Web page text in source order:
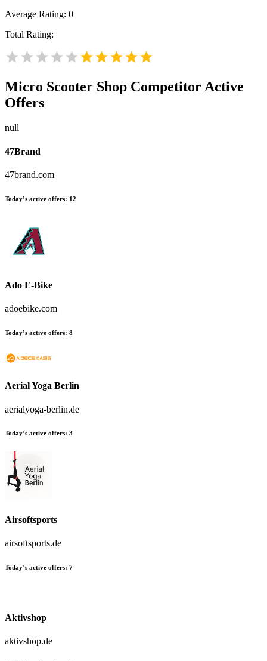
Average Rating: 0
Total Rating:
Micro Scooter Shop Competitor Active
Offers
null
47Brand
47brand.com
Today’s active offers: 12
Ado E-Bike
adoebike.com
Today’s active offers: 8
Aerial Yoga Berlin
aerialyoga-berlin.de
Today’s active offers: 3
Airsoftsports
airsoftsports.de
Today’s active offers: 7
Aktivshop
aktivshop.de